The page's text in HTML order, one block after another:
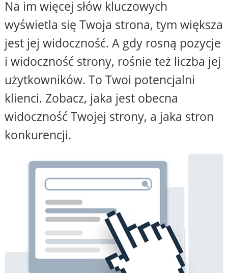
Na im więcej słów kluczowych
wyświetla się Twoja strona, tym większa
jest jej widoczność. A gdy rosną pozycje
i widoczność strony, rośnie też liczba jej
użytkowników. To Twoi potencjalni
klienci. Zobacz, jaka jest obecna
widoczność Twojej strony, a jaka stron
konkurencji.